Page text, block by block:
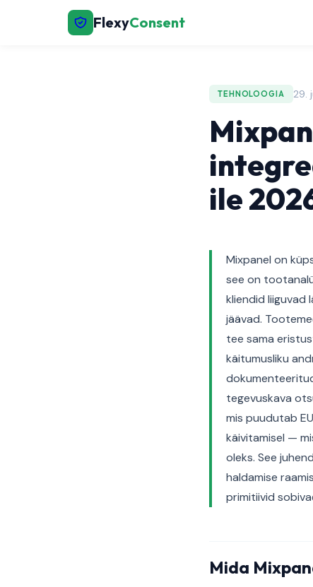
FlexyConsent
TEHNOLOOGIA 29.
ile
Mixpanel on
see on
kliendid liiguvad
jäävad.
tee sama
käitumusliku
tegevuskava
mis puudutab
käivitamisel —
oleks. See
haldamise
primitiivid
Mida